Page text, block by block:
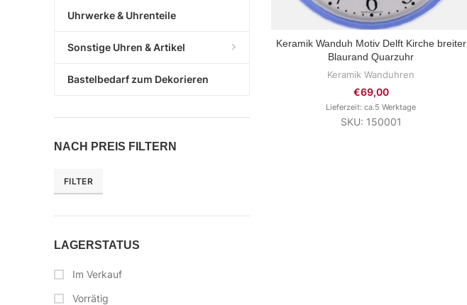
Uhrwerke & Uhrenteile
Sonstige Uhren & Artikel
Bastelbedarf zum Dekorieren
NACH PREIS FILTERN
FILTER
LAGERSTATUS
Im Verkauf
Vorrätig
ZUM PRODUKT
Keramik Wanduh Motiv Delft Kirche breiter
Blaurand Quarzuhr
Keramik Wanduhren
€69,00
Lieferzeit: ca.5 Werktage
SKU: 150001